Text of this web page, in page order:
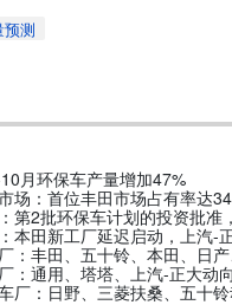
预测
月环保车产量增加47%
场：首位丰田市场占有率达
第2批环保车计划的投资批准
本田新工厂延迟启动，上汽-
：丰田、五十铃、本田、日
：通用、塔塔、上汽-正大动向
厂：日野、三菱扶桑、五十铃